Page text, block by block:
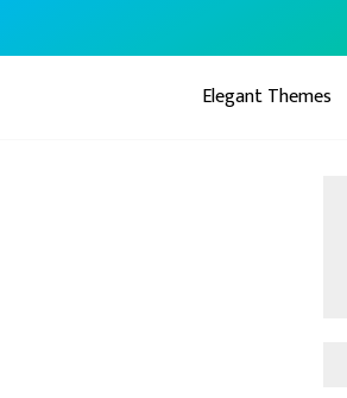
Elegant Themes